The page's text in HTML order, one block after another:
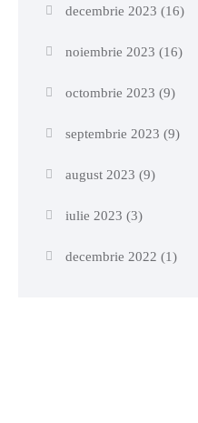
decembrie 2023 (16)
noiembrie 2023 (16)
octombrie 2023 (9)
septembrie 2023 (9)
august 2023 (9)
iulie 2023 (3)
decembrie 2022 (1)